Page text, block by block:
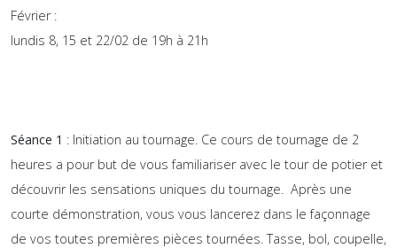
Février :
lundis 8, 15 et 22/02 de 19h à 21h
Séance 1 : Initiation au tournage. Ce cours de tournage de 2
heures a pour but de vous familiariser avec le tour de potier et
découvrir les sensations uniques du tournage. Après une
courte démonstration, vous vous lancerez dans le façonnage
de vos toutes premières pièces tournées. Tasse, bol, coupelle,